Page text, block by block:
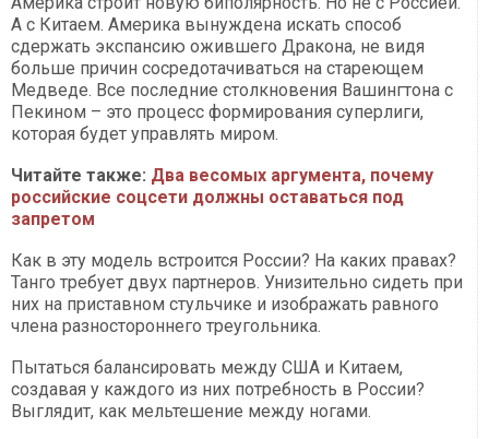
А с Китаем. Америка вынуждена искать способ
сдержать экспансию ожившего Дракона, не видя
больше причин сосредотачиваться на стареющем
Медведе. Все последние столкновения Вашингтона с
Пекином – это процесс формирования суперлиги,
которая будет управлять миром.
Читайте также: Два весомых аргумента, почему
российские соцсети должны оставаться под
запретом
Как в эту модель встроится России? На каких правах?
Танго требует двух партнеров. Унизительно сидеть при
них на приставном стульчике и изображать равного
члена разностороннего треугольника.
Пытаться балансировать между США и Китаем,
создавая у каждого из них потребность в России?
Выглядит, как мельтешение между ногами.